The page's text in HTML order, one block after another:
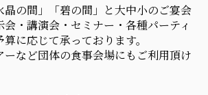
晶の間」「碧の間」と大中小のご宴会
・講演会・セミナー・各種パーティ
に応じて承っております。
ーなど団体の食事会場にもご利用頂け